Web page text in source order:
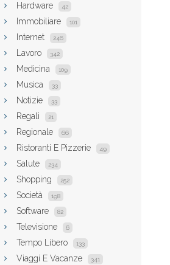
Hardware 42
Immobiliare 101
Internet 246
Lavoro 342
Medicina 109
Musica 33
Notizie 33
Regali 21
Regionale 66
Ristoranti E Pizzerie 49
Salute 234
Shopping 252
Società 198
Software 82
Televisione 6
Tempo Libero 133
Viaggi E Vacanze 341